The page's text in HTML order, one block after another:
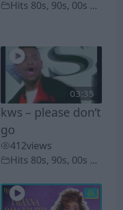
Hits 80s, 90s, 00s ...
03:35
kws – please don’t
go
412views
Hits 80s, 90s, 00s ...